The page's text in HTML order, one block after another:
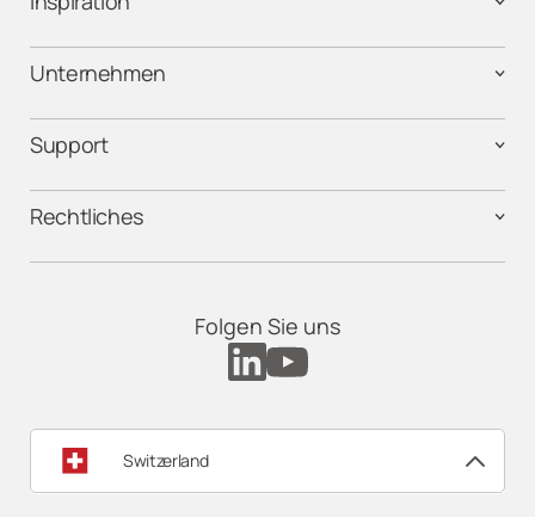
Unternehmen
Support
Rechtliches
Folgen Sie uns
Switzerland